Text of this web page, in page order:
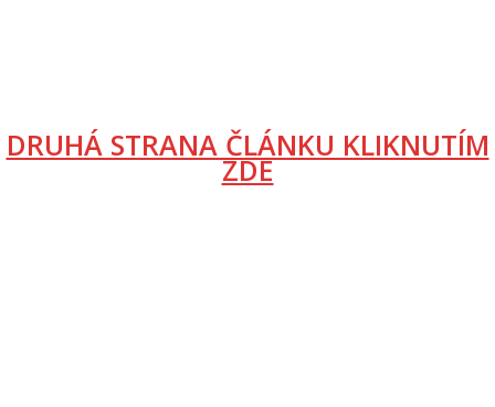
DRUHÁ STRANA ČLÁNKU KLIKNUTÍM
ZDE